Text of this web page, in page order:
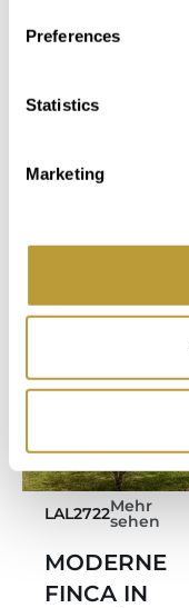
Preferences
Statistics
Marketing
Fläche
7
LAL2722Mehr
sehen
MODERNE
FINCA IN
weitere